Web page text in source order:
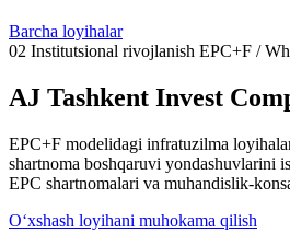
Barcha loyihalar
02 Institutsional rivojlanish EPC+F /
AJ Tashkent Invest
EPC+F modelidagi infratuzilma
shartnoma boshqaruvi yondashuvlarini
EPC shartnomalari va muhandislik-
O‘xshash loyihani muhokama qilish